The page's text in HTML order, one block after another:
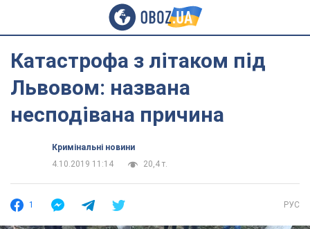
Катастрофа з літаком під
Львовом: названа
несподівана причина
Кримінальні новини
4.10.2019 11:14
20,4 т.
1 РУС